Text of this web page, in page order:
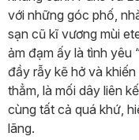
với những góc phố,
sạn cũ kĩ vương mùi
ảm đạm ấy là tình yêu
đầy rẫy kẽ hở và
thẳm, là mối dây liên
cùng tất cả quá khứ,
lãng.